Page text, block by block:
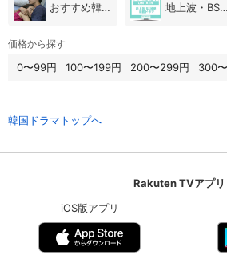
おすすめ韓国ドラマ 地上波・BS放送（韓国ドラマ）
価格から探す
0〜99円 100〜199円 200〜299円 300
韓国ドラマトップへ
Rakuten TVアプリ
iOS版アプリ